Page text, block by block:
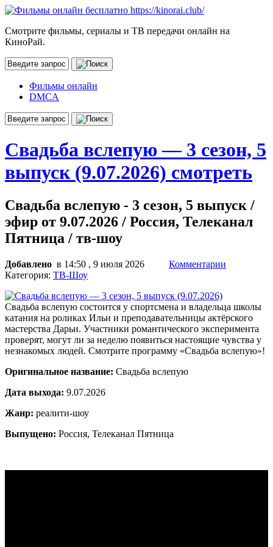
Смотрите фильмы, сериалы и ТВ передачи онлайн на
КиноРай.
Фильмы онлайн
DMCA
Свадьба вслепую — 3 сезон, 5
выпуск (9.07.2026) смотреть
Свадьба вслепую - 3 сезон, 5 выпуск /
эфир от 9.07.2026 / Россия, Телеканал
Пятница / тв-шоу
Добавлено в 14:50 , 9 июля 2026
Комментарии
Категория: ТВ-Шоу
Свадьба вслепую состоится у спортсмена и владельца школы
катания на роликах Ильи и преподавательницы актёрского
мастерства Дарьи. Участники романтического эксперимента
проверят, могут ли за неделю появиться настоящие чувства у
незнакомых людей. Смотрите программу «Свадьба вслепую»!
Оригинальное название: Свадьба вслепую
Дата выхода: 9.07.2026
Жанр: реалити-шоу
Выпущено: Россия, Телеканал Пятница